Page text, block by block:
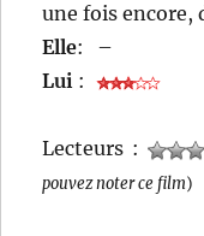
une fois encore,
Elle:
–
Lui :
Lecteurs :
pouvez noter ce film)